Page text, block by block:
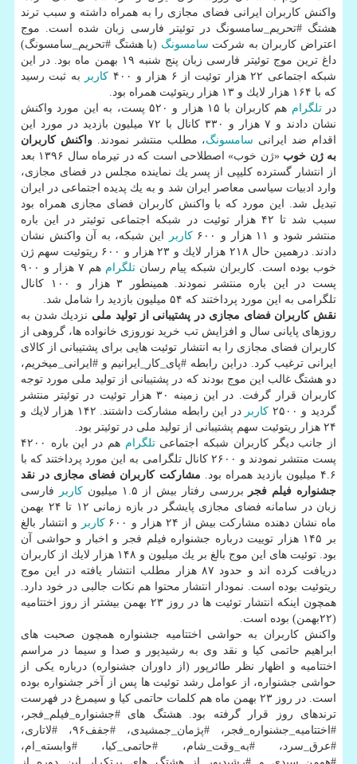
واكنش كاربران ایرانی فضای مجازی را به همراه داشته و سبب ترند
هشتگ #تحریم_سامسونگ در توئیتر فارسی زبان شده است. موج
اعتراض كاربران به شركت سامسونگ (با هشتگ #تحریم_سامسونگ)
داغ ترین موج توئیتر فارسی زبان پنج شنبه ۱۹ بهمن ماه بود. در این
شبكه اجتماعی ۲۲ هزار توئیت از ۶ هزار و ۴۰۰
كاربر
به ثبت رسید
كه با ۱۶۴ هزار لایك و ۱۳ هزار ریتوئیت همراه بود.
درتلگرام
هم كاربران با ۱۵ هزار و ۵۲۰ پست، به این مورد واكنش
نشان دادند و ۷ هزار و ۳۳۰ كانال با ۷۲ میلیون بازدید در مورد این
اقدام ضد ایرانی سامسونگ، مطلب منتشر نمودند.واكنش كاربران
به ژن خوب
«ژن خوب» اصطلاحی است كه در تیرماه سال ۱۳۹۶ بعد
از انتشار گسترده كلیپی از پسر یك نماینده مجلس در فضای مجازی،
وارد ادبیات سیاسی معاصر ایران شد و به یك پدیده اجتماعی در ایران
تبدیل شد. این مورد كه با واكنش كاربران فضای مجازی همراه بود
سبب شد تا ۴۲ هزار توئیت در شبكه اجتماعی توئیتر در این باره
منتشر شود و ۱۱ هزار و ۶۰۰
كاربر
این شبكه، به آن واكنش نشان
دادند. درهمین حال ۲۱۸ هزار لایك و ۲۳ هزار و ۶۰۰ ریتوئیت سهم ژن
خوب بوده است. كاربران شبكه پیام رسان تلگرام
هم ۷ هزار و ۹۰۰
پست در این باره منتشر نمودند. همینطور ۳ هزار و ۱۰۰ كانال
تلگرامی به این مورد پرداختند كه ۵۴ میلیون بازدید را شامل شد.
نقش كاربران فضای مجازی در پشتیبانی از تولید ملی نزدیك شدن به
روزهای پایانی سال و افزایش تب خرید نوروزی خانواده ها، گروهی از
كاربران فضای مجازی را به انتشار توئیت هایی برای پشتیبانی از كالای
ایرانی ترغیب كرد. دراین رابطه #پای_كار_ایرانیم و #ایرانی_میخریم،
دو هشتگ غالب این موج بودند كه در پشتیبانی از تولید ملی مورد توجه
كاربران قرار گرفت. در این زمینه ۳۰ هزار توئیت در توئیتر منتشر
گردید و ۲۵۰۰
كاربر
در این رابطه مشاركت داشتند. ۱۴۲ هزار لایك و
۲۴ هزار ریتوئیت سهم پشتیبانی از تولید ملی در توئیتر بود.
از جانب دیگر كاربران شبكه اجتماعیتلگرام
هم در این باره ۴۲۰۰
پست منتشر نمودند و ۲۶۰۰ كانال تلگرامی به این مورد پرداختند كه با
۴.۶ میلیون بازدید همراه بود.
مشاركت كاربران فضای مجازی در نقد
جشنواره فیلم فجر
بررسی رفتار بیش از ۱.۵ میلیون كاربر
فارسی
زبان در سامانه فضای مجازی پایشگر در بازه زمانی ۱۲ تا ۲۴ بهمن
ماه نشان دهنده مشاركت بیش از ۲۴ هزار و ۶۰۰
كاربر
و انتشار بالغ
بر ۱۴۵ هزار توییت درباره جشنواره فیلم فجر و اخبار و حواشی آن
بود. توئیت های این موج بالغ بر یك میلیون و ۱۴۸ هزار لایك از كاربران
دریافت كرده اند و حدود ۸۷ هزار مطلب انتشار یافته در این موج
ریتوئیت بوده است. نمودار انتشار محتوا هم نكات جالبی در خود دارد.
همچون اینكه انتشار توئیت ها در روز ۲۳ بهمن بیشتر از روز اختتامیه
(۲۲بهمن) بوده است.
واكنش كاربران به حواشی اختتامیه جشنواره همچون صحبت های
ابراهیم حاتمی كیا و نقد وی به رشیدپور و صدا و سیما در مراسم
اختتامیه و اظهار نظر طائرپور (از داوران جشنواره) درباره یكی از
حواشی جشنواره، از عوامل رشد توئیت ها پس از آخر جشنواره بوده
است. در روز ۲۳ بهمن ماه هم كلمات حاتمی كیا و سیمرغ در فهرست
ترندهای روز قرار گرفته بود. هشتگ های #جشنواره_فیلم_فجر،
#اختتامیه_جشنواره_فجر، #پژمان_جمشیدی، #جفف۹۶، #لاتاری،
#عرق_سرد، #به_وقت_شام، #حاتمی_كیا، #وابسته_ام،